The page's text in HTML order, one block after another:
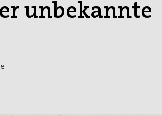
unbekannte